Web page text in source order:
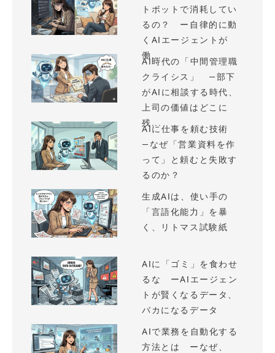
トボットで消耗してい
るの？ ー自律的に動
くAIエージェントが
働...
AI時代の「中間管理職
クライシス」 —部下
がAIに相談する時代、
上司の価値はどこに
残...
AIに仕事を頼む技術
—なぜ「営業資料を作
って」と頼むと失敗す
るのか？
生成AIは、使い手の
「言語化能力」を暴
く、リトマス試験紙
AIに「ゴミ」を食わせ
るな ーAIエージェン
トが賢くなるデータ、
バカになるデータ
AIで業務を自動化する
方法とは ーなぜ、